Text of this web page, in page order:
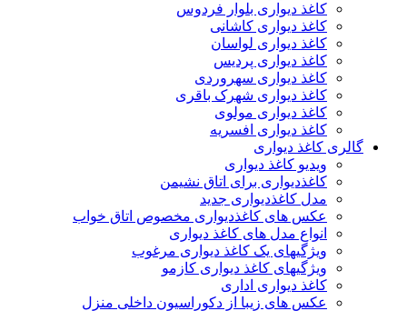
کاغذ دیواری بلوار فردوس
کاغذ دیواری کاشانی
کاغذ دیواری لواسان
کاغذ دیواری پردیس
کاغذ دیواری سهروردی
کاغذ دیواری شهرک باقری
کاغذ دیواری مولوی
کاغذ دیواری افسریه
گالری کاغذ دیواری
ویدیو کاغذ دیواری
کاغذدیواری برای اتاق نشیمن
مدل کاغذدیواری جدید
عکس های کاغذدیواری مخصوص اتاق خواب
انواع مدل های کاغذ دیواری
ویژگیهای یک کاغذ دیواری مرغوب
ویژگیهای کاغذ دیواری کازمو
کاغذ دیواری اداری
عکس های زیبا از دکوراسیون داخلی منزل